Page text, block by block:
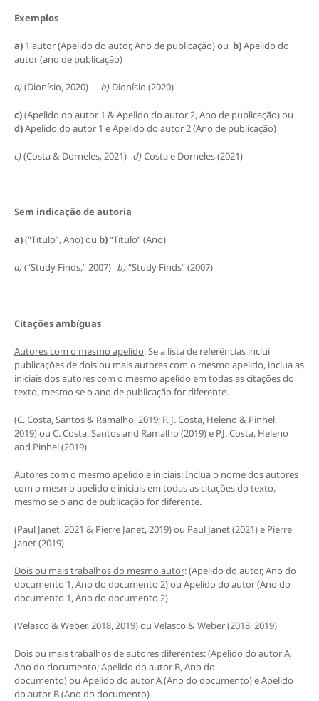
Exemplos
a)1 autor (Apelido do autor, Ano de publicação) ou b)Apelido do
autor (ano de publicação)
a)(Dionísio, 2020) b)Dionísio (2020)
c)(Apelido do autor 1 & Apelido do autor 2, Ano de publicação) ou
d)Apelido do autor 1 e Apelido do autor 2 (Ano de publicação)
c)(Costa & Dorneles, 2021) d)Costa e Dorneles (2021)
Sem indicação de autoria
a)(“Título”, Ano) ou b)“Título” (Ano)
a)(“Study Finds,” 2007) b)“Study Finds” (2007)
Citações ambíguas
Autores com o mesmo apelido: Se a lista de referências inclui
publicações de dois ou mais autores com o mesmo apelido, inclua as
iniciais dos autores com o mesmo apelido em todas as citações do
texto, mesmo se o ano de publicação for diferente.
(C. Costa, Santos & Ramalho, 2019; P. J. Costa, Heleno & Pinhel,
2019) ou C. Costa, Santos and Ramalho (2019) e P.J. Costa, Heleno
and Pinhel (2019)
Autores com o mesmo apelido e iniciais: Inclua o nome dos autores
com o mesmo apelido e iniciais em todas as citações do texto,
mesmo se o ano de publicação for diferente.
(Paul Janet, 2021 & Pierre Janet, 2019) ou Paul Janet (2021) e Pierre
Janet (2019)
Dois ou mais trabalhos do mesmo autor: (Apelido do autor, Ano do
documento 1, Ano do documento 2) ou Apelido do autor (Ano do
documento 1, Ano do documento 2)
(Velasco & Weber, 2018, 2019) ou Velasco & Weber (2018, 2019)
Dois ou mais trabalhos de autores diferentes: (Apelido do autor A,
Ano do documento; Apelido do autor B, Ano do
documento) ou Apelido do autor A (Ano do documento) e Apelido
do autor B (Ano do documento)